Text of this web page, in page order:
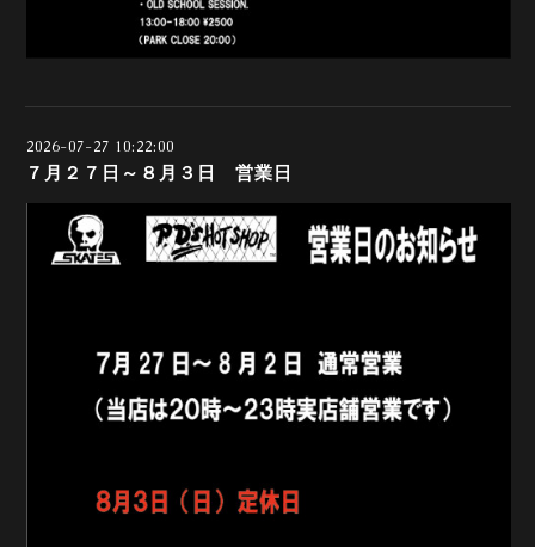
2026-07-27 10:22:00
７月２７日～８月３日 営業日